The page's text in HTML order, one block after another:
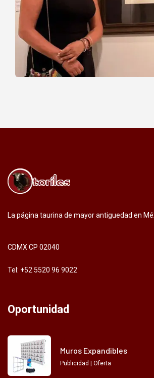
La página taurina de mayor antiguedad en
CDMX CP 02040
Tel: +52 5520 96 9022
Oportunidad
Muros Expandibles
Publicidad | Oferta